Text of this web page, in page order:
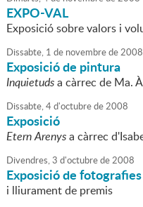
EXPO-VAL
Exposició sobre valors i
Dissabte, 1 de novembrede2008
Exposició de pintura
Inquietudsa càrrec de Ma.
Dissabte,4d'octubrede2008
Exposició
Etern Arenysa càrrec
Divendres,3 d'octubrede2008
Exposició de
i lliurament de premis